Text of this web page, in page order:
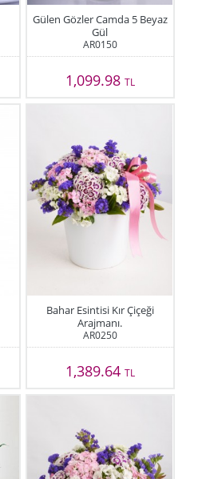
Gülen Gözler Camda 5 Beyaz
Gül
AR0150
1,099.98 TL
Bahar Esintisi Kır Çiçeği
Arajmanı.
AR0250
1,389.64 TL